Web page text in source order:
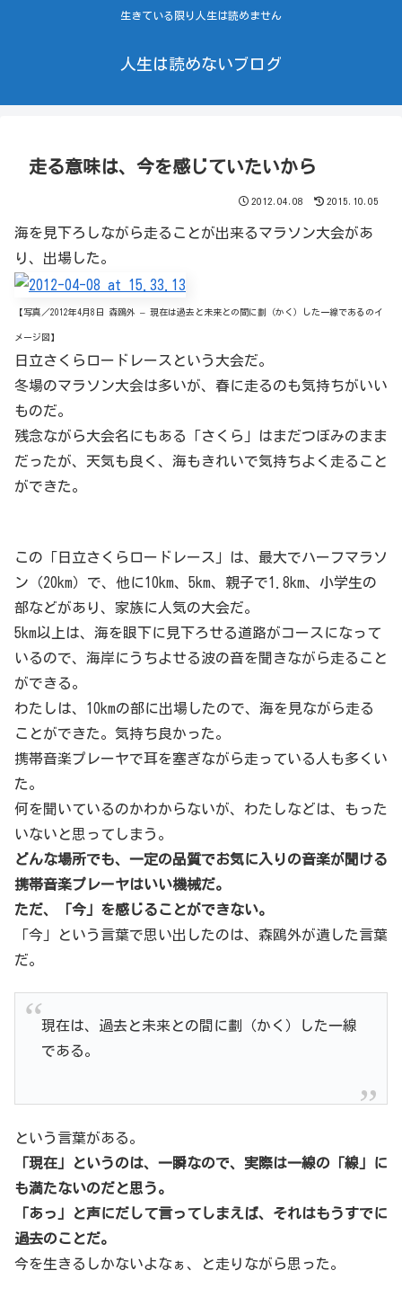
生きている限り人生は読めません
人生は読めないブログ
走る意味は、今を感じていたいから
2012.04.08 2015.10.05
海を見下ろしながら走ることが出来るマラソン大会があ
り、出場した。
【写真／2012年4月8日 森鴎外 – 現在は過去と未来との間に劃（かく）した一線であるのイ
メージ図】
日立さくらロードレースという大会だ。
冬場のマラソン大会は多いが、春に走るのも気持ちがいい
ものだ。
残念ながら大会名にもある「さくら」はまだつぼみのまま
だったが、天気も良く、海もきれいで気持ちよく走ること
ができた。
この「日立さくらロードレース」は、最大でハーフマラソ
ン（20km）で、他に10km、5km、親子で1.8km、小学生の
部などがあり、家族に人気の大会だ。
5km以上は、海を眼下に見下ろせる道路がコースになって
いるので、海岸にうちよせる波の音を聞きながら走ること
ができる。
わたしは、10kmの部に出場したので、海を見ながら走る
ことができた。気持ち良かった。
携帯音楽プレーヤで耳を塞ぎながら走っている人も多くい
た。
何を聞いているのかわからないが、わたしなどは、もった
いないと思ってしまう。
どんな場所でも、一定の品質でお気に入りの音楽が聞ける
携帯音楽プレーヤはいい機械だ。
ただ、「今」を感じることができない。
「今」という言葉で思い出したのは、森鴎外が遺した言葉
だ。
現在は、過去と未来との間に劃（かく）した一線
である。
という言葉がある。
「現在」というのは、一瞬なので、実際は一線の「線」に
も満たないのだと思う。
「あっ」と声にだして言ってしまえば、それはもうすでに
過去のことだ。
今を生きるしかないよなぁ、と走りながら思った。